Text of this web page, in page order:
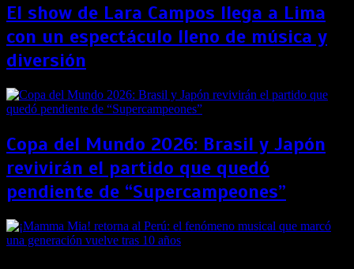
El show de Lara Campos llega a Lima
con un espectáculo lleno de música y
diversión
Copa del Mundo 2026: Brasil y Japón
revivirán el partido que quedó
pendiente de “Supercampeones”